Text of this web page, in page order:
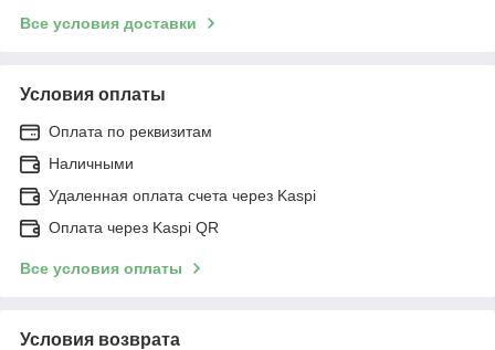
Все условия доставки
Условия оплаты
Оплата по реквизитам
Наличными
Удаленная оплата счета через Kaspi
Оплата через Kaspi QR
Все условия оплаты
Условия возврата